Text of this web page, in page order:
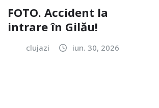
FOTO. Accident la
intrare în Gilău!
clujazi iun. 30, 2026